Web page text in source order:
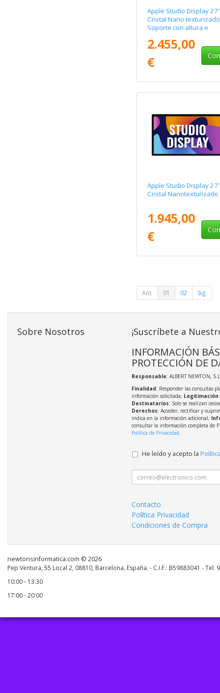
Apple Studio Display
Cristal Nano
Soporte con altura e
2.455,00
€
Apple Studio Display
Cristal Nanotexturizado
1.945,00
€
Ant. 01 02 Sig.
Sobre Nosotros ¡Suscríbete a
INFORMACIÓN
PROTECCIÓN DE
Responsable: ALBERT NEWTON,
Finalidad: Responder las consultas
información solicitada; Legitimación
Destinatarios: Solo se realizan
Derechos: Acceder, rectificar y
indica en la información adicional;
consultar la información completa de
Política de Privacidad.
He leído y acepto la
Contacto
Política Privacidad
Condiciones de Compra
newtonsinformatica.com © 2026
Pep Ventura, 55 Local 2, 08810, Barcelona, España. - C.I.F.: B59883041 - Tel:
10:00 - 13:30
17:00 - 20:00